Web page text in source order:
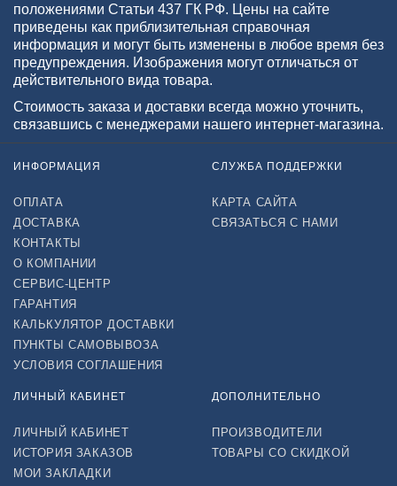
положениями Статьи 437 ГК РФ. Цены на сайте
приведены как приблизительная справочная
информация и могут быть изменены в любое время без
предупреждения. Изображения могут отличаться от
действительного вида товара.
Стоимость заказа и доставки всегда можно уточнить,
связавшись с менеджерами нашего интернет-магазина.
ИНФОРМАЦИЯ
ОПЛАТА
ДОСТАВКА
КОНТАКТЫ
О КОМПАНИИ
СЕРВИС-ЦЕНТР
ГАРАНТИЯ
КАЛЬКУЛЯТОР ДОСТАВКИ
ПУНКТЫ САМОВЫВОЗА
УСЛОВИЯ СОГЛАШЕНИЯ
СЛУЖБА ПОДДЕРЖКИ
КАРТА САЙТА
СВЯЗАТЬСЯ С НАМИ
ЛИЧНЫЙ КАБИНЕТ
ЛИЧНЫЙ КАБИНЕТ
ИСТОРИЯ ЗАКАЗОВ
МОИ ЗАКЛАДКИ
ДОПОЛНИТЕЛЬНО
ПРОИЗВОДИТЕЛИ
ТОВАРЫ СО СКИДКОЙ